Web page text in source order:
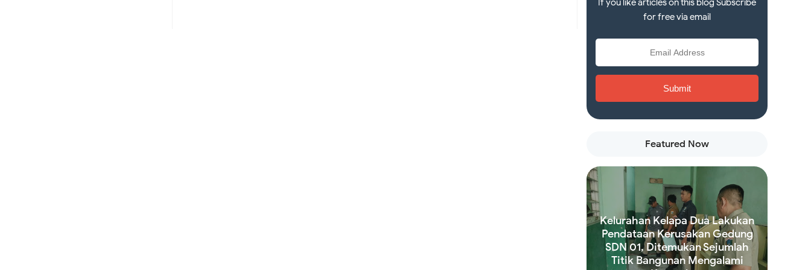
If you like articles on this blog Subscribe
for free via email
Featured Now
Kelurahan Kelapa Dua Lakukan
Pendataan Kerusakan Gedung
SDN 01, Ditemukan Sejumlah
Titik Bangunan Mengalami